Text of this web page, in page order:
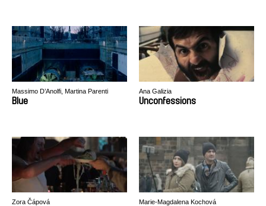
Massimo D’Anolfi, Martina Parenti
Blue
Ana Galizia
Unconfessions
Zora Čápová Marie-Magdalena Kochová